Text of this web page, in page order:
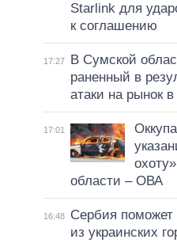
Starlink для
к соглашению
17:27
В Сумской
раненный в
атаки на рынок
17:01
области – ОВА
16:48
Сербия поможет
из украинских